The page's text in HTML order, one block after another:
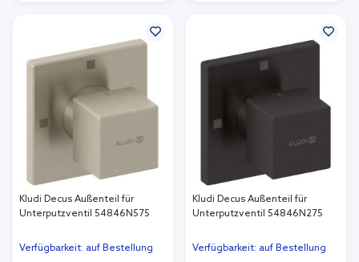
Kludi Decus Außenteil für
Unterputzventil 54846N575
Verfügbarkeit: auf Bestellung
Kludi Decus Außenteil für
Unterputzventil 54846N275
Verfügbarkeit: auf Bestellung